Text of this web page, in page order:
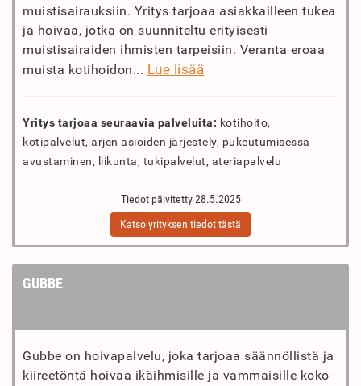
muistisairauksiin. Yritys tarjoaa asiakkailleen tukea
ja hoivaa, jotka on suunniteltu erityisesti
muistisairaiden ihmisten tarpeisiin. Veranta eroaa
muista kotihoidon... Lue lisää
Yritys tarjoaa seuraavia palveluita: kotihoito,
kotipalvelut, arjen asioiden järjestely, pukeutumisessa
avustaminen, liikunta, tukipalvelut, ateriapalvelu
Tiedot päivitetty 28.5.2025
Katso yrityksen tiedot tästä
GUBBE
Gubbe on hoivapalvelu, joka tarjoaa säännöllistä ja
kiireetöntä hoivaa ikäihmisille ja vammaisille koko